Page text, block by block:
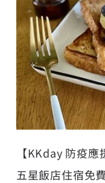
【KKday 防疫
五星飯店住宿免